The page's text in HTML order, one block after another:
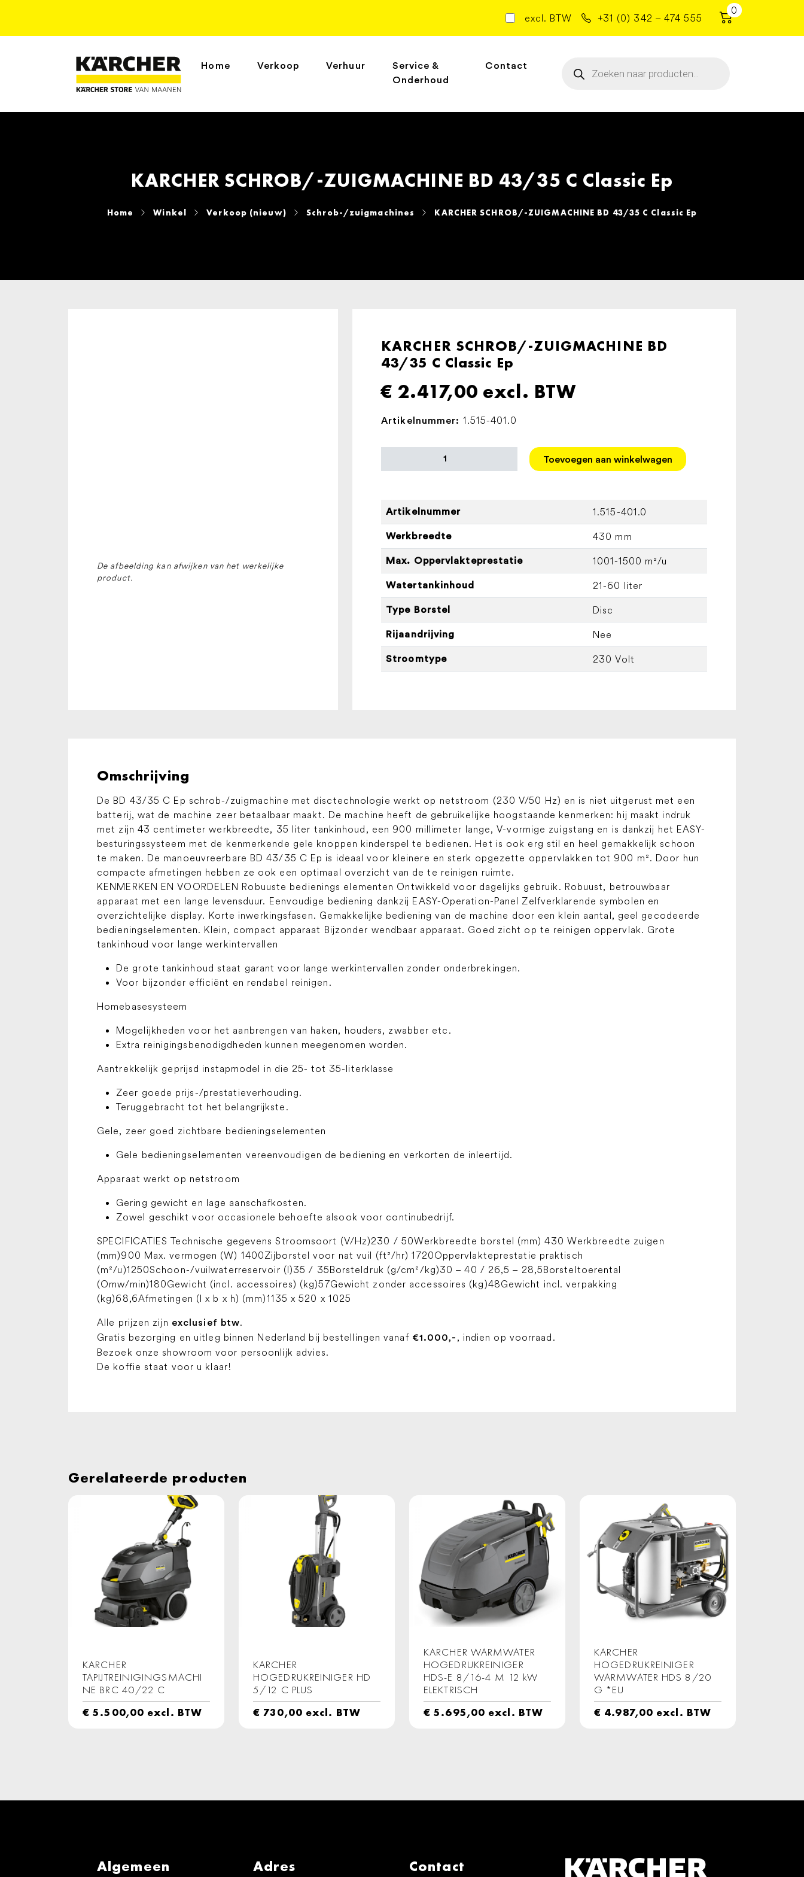
excl. BTW +31 (0) 342 – 474 555
0
Home Verkoop Verhuur
Service &
Onderhoud
Contact
zoeken
KARCHER SCHROB/-ZUIGMACHINE BD 43/35 C Classic Ep
Home Winkel Verkoop (nieuw) Schrob-/zuigmachines KARCHER SCHROB/-ZUIGMACHINE BD 43/35 C Classic Ep
De afbeelding kan afwijken van het werkelijke
product.
KARCHER SCHROB/-ZUIGMACHINE BD
43/35 C Classic Ep
€ 2.417,00 excl. BTW
Artikelnummer: 1.515-401.0
43/35
C
Classic
Ep
Toevoegen aan winkelwagen
Artikelnummer 1.515-401.0
Werkbreedte 430 mm
Max. Oppervlakteprestatie 1001-1500 m²/u
Watertankinhoud 21-60 liter
Type Borstel Disc
Rijaandrijving Nee
Stroomtype 230 Volt
Omschrijving
De BD 43/35 C Ep schrob-/zuigmachine met disctechnologie werkt op netstroom (230 V/50 Hz) en is niet uitgerust met een
batterij, wat de machine zeer betaalbaar maakt. De machine heeft de gebruikelijke hoogstaande kenmerken: hij maakt indruk
met zijn 43 centimeter werkbreedte, 35 liter tankinhoud, een 900 millimeter lange, V-vormige zuigstang en is dankzij het EASY-
besturingssysteem met de kenmerkende gele knoppen kinderspel te bedienen. Het is ook erg stil en heel gemakkelijk schoon
te maken. De manoeuvreerbare BD 43/35 C Ep is ideaal voor kleinere en sterk opgezette oppervlakken tot 900 m². Door hun
compacte afmetingen hebben ze ook een optimaal overzicht van de te reinigen ruimte.
KENMERKEN EN VOORDELEN Robuuste bedienings elementen Ontwikkeld voor dagelijks gebruik. Robuust, betrouwbaar
apparaat met een lange levensduur. Eenvoudige bediening dankzij EASY-Operation-Panel Zelfverklarende symbolen en
overzichtelijke display. Korte inwerkingsfasen. Gemakkelijke bediening van de machine door een klein aantal, geel gecodeerde
bedieningselementen. Klein, compact apparaat Bijzonder wendbaar apparaat. Goed zicht op te reinigen oppervlak. Grote
tankinhoud voor lange werkintervallen
De grote tankinhoud staat garant voor lange werkintervallen zonder onderbrekingen.
Voor bijzonder efficiënt en rendabel reinigen.
Homebasesysteem
Mogelijkheden voor het aanbrengen van haken, houders, zwabber etc.
Extra reinigingsbenodigdheden kunnen meegenomen worden.
Aantrekkelijk geprijsd instapmodel in die 25- tot 35-literklasse
Zeer goede prijs-/prestatieverhouding.
Teruggebracht tot het belangrijkste.
Gele, zeer goed zichtbare bedieningselementen
Gele bedieningselementen vereenvoudigen de bediening en verkorten de inleertijd.
Apparaat werkt op netstroom
Gering gewicht en lage aanschafkosten.
Zowel geschikt voor occasionele behoefte alsook voor continubedrijf.
SPECIFICATIES Technische gegevens Stroomsoort (V/Hz)230 / 50Werkbreedte borstel (mm) 430 Werkbreedte zuigen
(mm)900 Max. vermogen (W) 1400Zijborstel voor nat vuil (ft²/hr) 1720Oppervlakteprestatie praktisch
(m²/u)1250Schoon-/vuilwaterreservoir (l)35 / 35Borsteldruk (g/cm²/kg)30 – 40 / 26,5 – 28,5Borsteltoerental
(Omw/min)180Gewicht (incl. accessoires) (kg)57Gewicht zonder accessoires (kg)48Gewicht incl. verpakking
(kg)68,6Afmetingen (l x b x h) (mm)1135 x 520 x 1025
Alle prijzen zijn exclusief btw.
Gratis bezorging en uitleg binnen Nederland bij bestellingen vanaf €1.000,- , indien op voorraad.
Bezoek onze showroom voor persoonlijk advies.
De koffie staat voor u klaar!
Gerelateerde producten
KARCHER
TAPIJTREINIGINGSMACHI
NE BRC 40/22 C
€ 5.500,00 excl. BTW
KARCHER
HOGEDRUKREINIGER HD
5/12 C PLUS
€ 730,00 excl. BTW
KARCHER WARMWATER
HOGEDRUKREINIGER
HDS-E 8/16-4 M 12 kW
ELEKTRISCH
€ 5.695,00 excl. BTW
KARCHER
HOGEDRUKREINIGER
WARMWATER HDS 8/20
G *EU
€ 4.987,00 excl. BTW
Algemeen Adres Contact